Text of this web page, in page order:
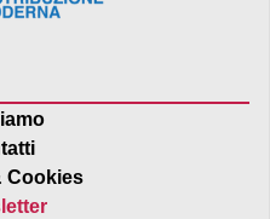
Cookies